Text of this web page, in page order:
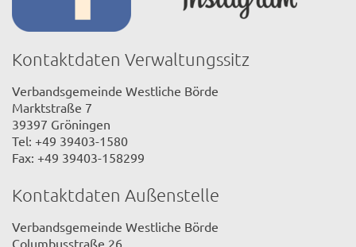
Kontaktdaten Verwaltungssitz
Verbandsgemeinde Westliche Börde
Marktstraße 7
39397 Gröningen
Tel: +49 39403-1580
Fax: +49 39403-158299
Kontaktdaten Außenstelle
Verbandsgemeinde Westliche Börde
Columbusstraße 26